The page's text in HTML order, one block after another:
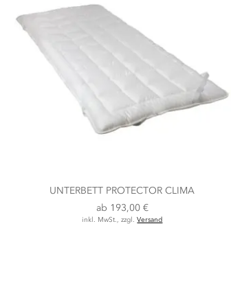
UNTERBETT PROTECTOR CLIMA
ab 193,00 €
inkl. MwSt., zzgl.Versand